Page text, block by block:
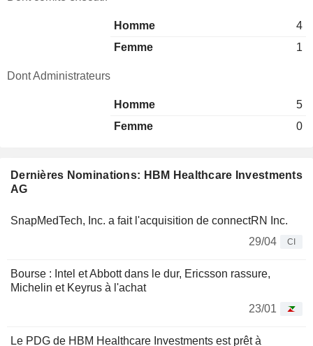
Dernières Nominations: HBM Healthcare Investments
AG
SnapMedTech, Inc. a fait l'acquisition de connectRN Inc.
29/04
CI
Bourse : Intel et Abbott dans le dur, Ericsson rassure,
Michelin et Keyrus à l'achat
23/01
Le PDG de HBM Healthcare Investments est prêt à
Homme
4
Femme
1
Dont Administrateurs
Homme
5
Femme
0